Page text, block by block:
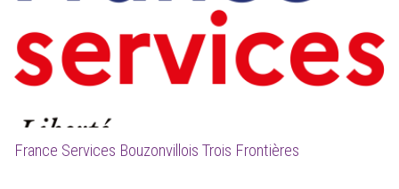
France Services Bouzonvillois Trois Frontières